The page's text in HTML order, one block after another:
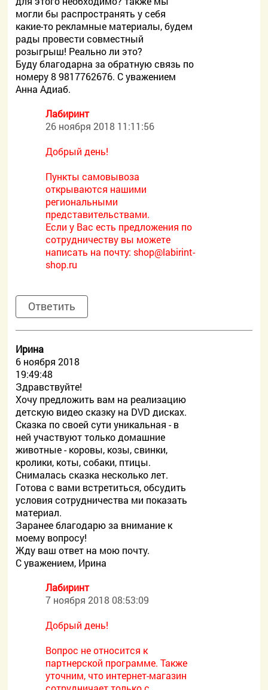
могли бы распространять у себя
какие-то рекламные материалы, будем
рады провести совместный
розыгрыш! Реально ли это?
Буду благодарна за обратную связь по
номеру 8 9817762676. С уважением
Анна Адиаб.
Лабиринт
26 ноября 2018 11:11:56
Добрый день!
Пункты самовывоза
открываются нашими
региональными
представительствами.
Если у Вас есть предложения по
сотрудничеству вы можете
написать на почту: shop@labirint-
shop.ru
Ответить
Ирина
6 ноября 2018
19:49:48
Здравствуйте!
Хочу предложить вам на реализацию
детскую видео сказку на DVD дисках.
Сказка по своей сути уникальная - в
ней участвуют только домашние
животные - коровы, козы, свинки,
кролики, коты, собаки, птицы.
Снималась сказка несколько лет.
Готова с вами встретиться, обсудить
условия сотрудничества ми показать
материал.
Заранее благодарю за внимание к
моему вопросу!
Жду ваш ответ на мою почту.
С уважением, Ирина
Лабиринт
7 ноября 2018 08:53:09
Добрый день!
Вопрос не относится к
партнерской программе. Также
уточним, что интернет-магазин